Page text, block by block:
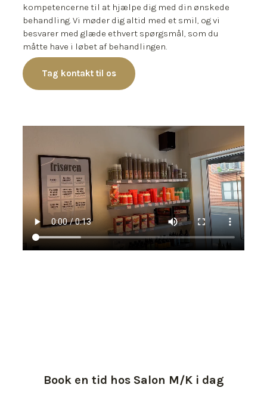
kompetencerne til at hjælpe dig med din ønskede
behandling. Vi møder dig altid med et smil, og vi
besvarer med glæde ethvert spørgsmål, som du
måtte have i løbet af behandlingen.
Tag kontakt til os
Book en tid hos Salon M/K i dag